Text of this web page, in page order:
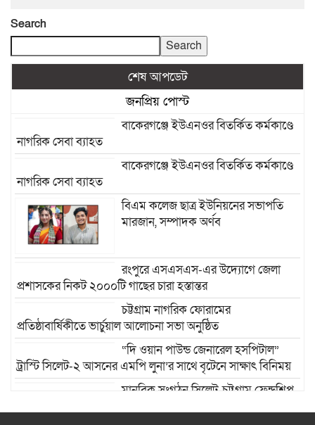
Search
Search
শেষ আপডেট
জনপ্রিয় পোস্ট
বাকেরগঞ্জে ইউএনওর বিতর্কিত কর্মকাণ্ডে
নাগরিক সেবা ব্যাহত
বাকেরগঞ্জে ইউএনওর বিতর্কিত কর্মকাণ্ডে
নাগরিক সেবা ব্যাহত
বিএম কলেজ ছাত্র ইউনিয়নের সভাপতি
মারজান, সম্পাদক অর্ণব
রংপুরে এসএসএস-এর উদ্যোগে জেলা
প্রশাসকের নিকট ২০০০টি গাছের চারা হস্তান্তর
চট্টগ্রাম নাগরিক ফোরামের
প্রতিষ্ঠাবার্ষিকীতে ভার্চুয়াল আলোচনা সভা অনুষ্ঠিত
“দি ওয়ান পাউন্ড জেনারেল হসপিটাল”
ট্রাস্টি সিলেট-২ আসনের এমপি লুনা’র সা‌থে বৃটেনে সাক্ষাৎ বিনিময়
মানবিক সংগঠন সিলেট-চট্টগ্রাম ফ্রেন্ডশিপ